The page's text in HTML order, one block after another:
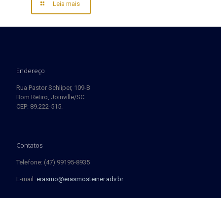
Leia mais
Endereço
Rua Pastor Schliper, 109-B
Bom Retiro, Joinville/SC.
CEP: 89.222-515.
Contatos
Telefone: (47) 99195-8935
E-mail: erasmo@erasmosteiner.adv.br